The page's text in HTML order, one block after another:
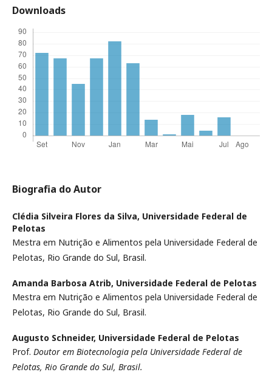
Downloads
Biografia do Autor
Clédia Silveira Flores da Silva, Universidade Federal de
Pelotas
Mestra em Nutrição e Alimentos pela Universidade Federal de
Pelotas, Rio Grande do Sul, Brasil.
Amanda Barbosa Atrib, Universidade Federal de Pelotas
Mestra em Nutrição e Alimentos pela Universidade Federal de
Pelotas, Rio Grande do Sul, Brasil.
Augusto Schneider, Universidade Federal de Pelotas
Prof. Doutor em Biotecnologia pela Universidade Federal de
Pelotas, Rio Grande do Sul, Brasil.